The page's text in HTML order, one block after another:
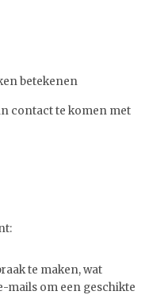
betekenen
contact te komen met
te maken, wat
mails om een geschikte